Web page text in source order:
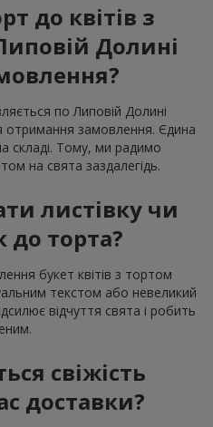
до квітів з
Долині
по Липовій Долині
отримання замовлення. Єдина
складі. Тому, ми радимо
на свята заздалегідь.
листівку чи
до торта?
букет квітів з тортом
текстом або невеликий
відчуття свята і робить
свіжість
доставки?